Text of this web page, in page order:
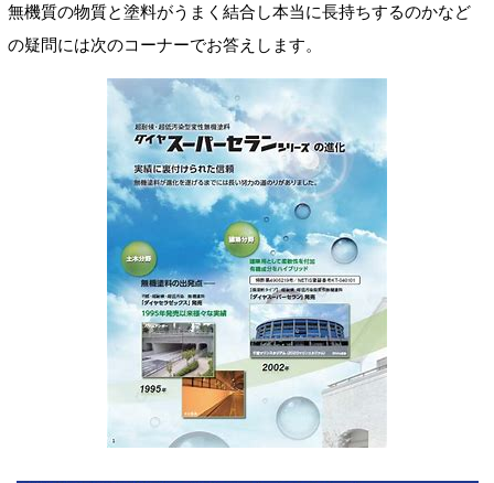
無機質の物質と塗料がうまく結合し本当に長持ちするのかなど
の疑問には次のコーナーでお答えします。